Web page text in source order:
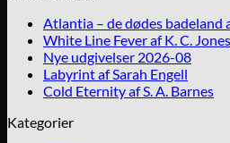
Atlantia – de dødes badeland
White Line Fever af K. C. Jones
Nye udgivelser 2026-08
Labyrint af Sarah Engell
Cold Eternity af S. A. Barnes
Kategorier